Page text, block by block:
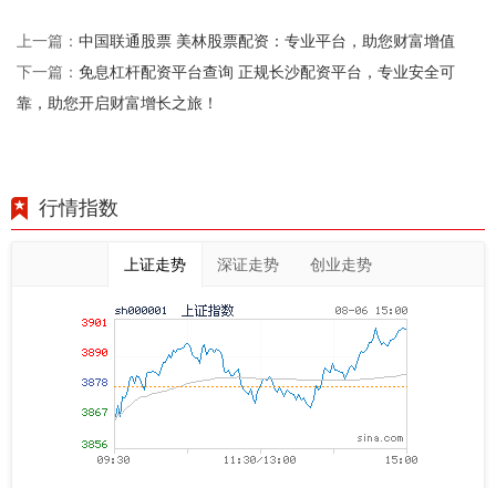
上一篇： 中国联通股票 美林股票配资：专业平台，助您财富增值
下一篇： 免息杠杆配资平台查询 正规长沙配资平台，专业安全可
靠，助您开启财富增长之旅！
行情指数
上证走势 深证走势 创业走势